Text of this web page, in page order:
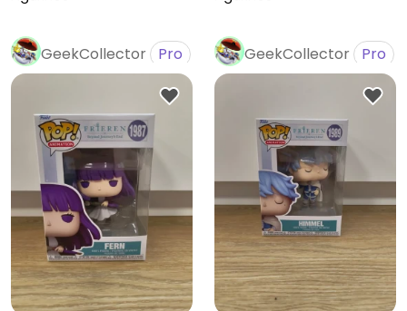
GeekCollector Pro GeekCollector Pro